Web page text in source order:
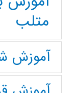
متلب
آموزش